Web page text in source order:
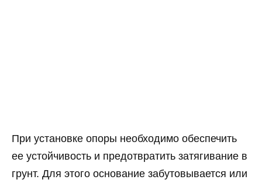
При установке опоры необходимо обеспечить
ее устойчивость и предотвратить затягивание в
грунт. Для этого основание забутовывается или